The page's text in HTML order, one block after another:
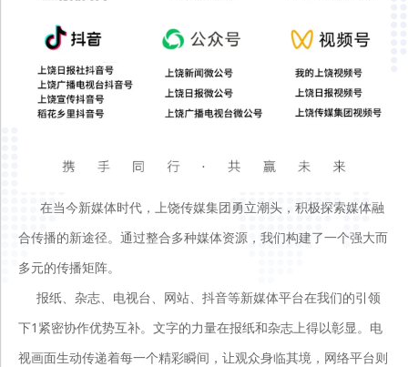
在当今新媒体时代，上饶传媒集团勇立潮头，积极探索媒体融
合传播的新途径。通过整合多种媒体资源，我们构建了一个强大而
多元的传播矩阵。
报纸、杂志、电视台、网站、抖音等新媒体平台在我们的引领
下1紧密协作优势互补。文字的力量在报纸和杂志上得以彰显。电
视画面生动传递着每一个精彩瞬间，让观众身临其境，网络平台则